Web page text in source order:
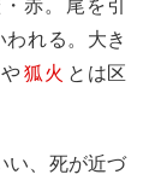
赤。尾を引
れる。大き
や狐火 とは区
い、死が近づ